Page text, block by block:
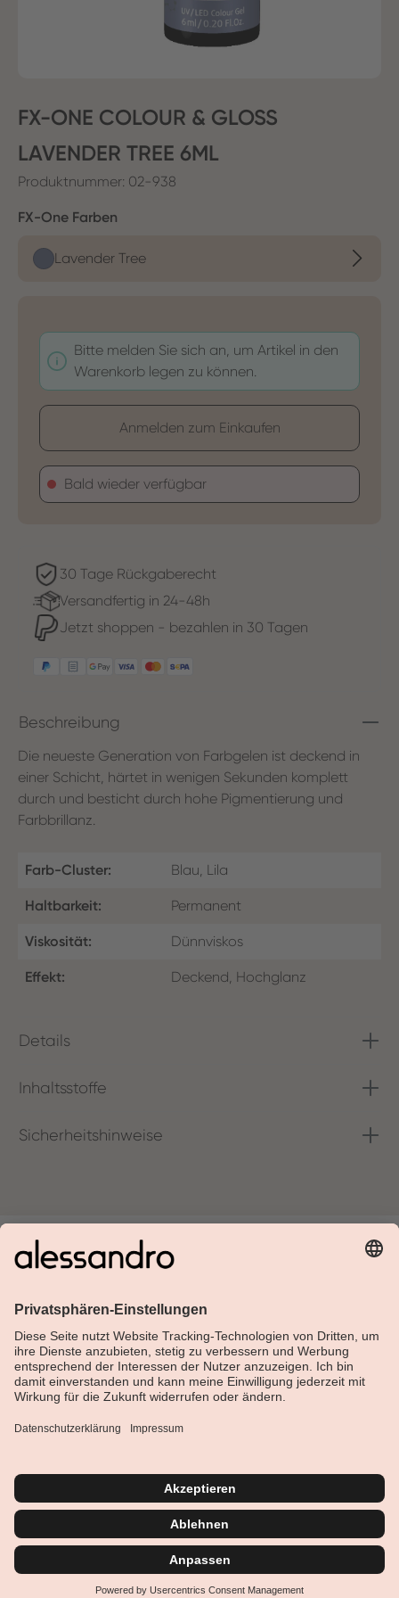
FX-ONE COLOUR & GLOSS
LAVENDER TREE 6ML
Produktnummer: 02-938
FX-One Farben
Lavender Tree
Bitte melden Sie sich an, um Artikel in den
Warenkorb legen zu können.
Anmelden zum Einkaufen
Bald wieder verfügbar
30 Tage Rückgaberecht
Versandfertig in 24-48h
Jetzt shoppen - bezahlen in 30 Tagen
Beschreibung
Die neueste Generation von Farbgelen ist deckend in
einer Schicht, härtet in wenigen Sekunden komplett
durch und besticht durch hohe Pigmentierung und
Farbbrillanz.
Farb-Cluster: Blau, Lila
Haltbarkeit: Permanent
Viskosität: Dünnviskos
Effekt: Deckend, Hochglanz
Details
Inhaltsstoffe
Sicherheitshinweise
Über Alessandro
Shop
Deutsch